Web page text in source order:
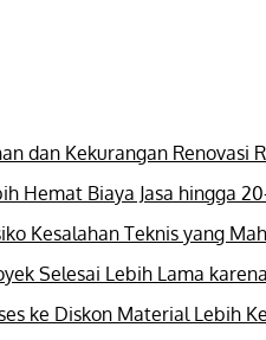
dan Kekurangan Renovasi
Hemat Biaya Jasa hingga
Kesalahan Teknis yang
Selesai Lebih Lama
ke Diskon Material Lebih